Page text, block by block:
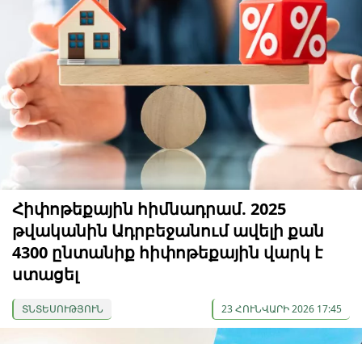
Հիփոթեքային հիմնադրամ. 2025
թվականին Ադրբեջանում ավելի քան
4300 ընտանիք հիփոթեքային վարկ է
ստացել
ՏՆՏԵՍՈՒԹՅՈՒՆ 23 ՀՈՒՆՎԱՐԻ 2026 17:45